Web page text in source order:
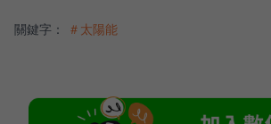
關鍵字： ＃太陽能